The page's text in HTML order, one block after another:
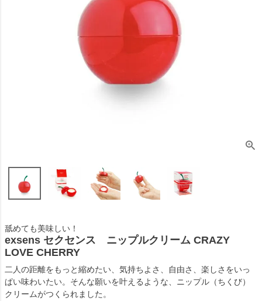
舐めても美味しい！
exsens セクセンス ニップルクリーム CRAZY
LOVE CHERRY
二人の距離をもっと縮めたい、気持ちよさ、自由さ、楽しさをいっ
ぱい味わいたい。そんな願いを叶えるような、ニップル（ちくび）
クリームがつくられました。